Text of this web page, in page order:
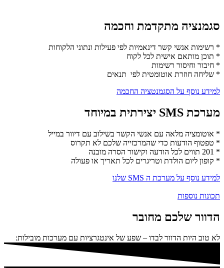
סגמנציה מתקדמת וחכמה
* רשימות אנשי קשר דינאמיות לפי פעילות ונתוני הלקוחות
* תוכן מותאם אישית לכל לקוח
* חיבור וחיסור רשימות
* שליחה חוזרת אוטומטית לפי תנאים
למידע נוסף על הסגמנטציה החכמה
מערכת SMS יצירתית במיוחד
* אוטומציה מלאה עם אנשי הקשר בשילוב עם דיוור במייל
* טפטוף הודעות כדי שהמרכזייה שלכם לא תקרוס
* 201 תווים לכל הודעה וקישור הסרה מובנה
* קופון ליום הולדת וטריגרים לכל תאריך או פעולה
למידע נוסף על מערכת ה SMS שלנו
תכונות נוספות
הדוור שלכם מחובר
לא טוב היות הדוור לבדו – שפע של אינטגרציות עם מערכות מובילות: